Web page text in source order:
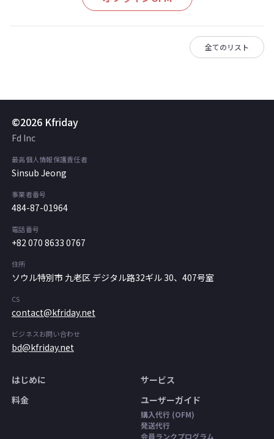
全てのリスト
©2026 Kfriday
Fd Inc
最高個人情報保護責任者
Sinsub Jeong
事業者番号
484-87-01964
電話番号
+82 070 8633 0767
住所
ソウル特別市 九老区 デジタル路32ギル 30、407号室
CS
contact@kfriday.net
ビジネスお問い合わせ
bd@kfriday.net
はじめに
サービス
料金
ユーザーガイド
購入代行 (OFM)
発送代行
会員ランクプログラム